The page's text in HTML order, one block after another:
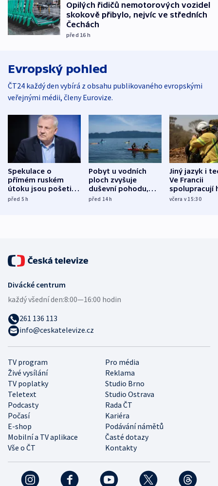
Opilých řidičů nemotorových vozidel
skokově přibylo, nejvíc ve středních
Čechách
před 16 h
Evropský pohled
ČT24 každý den vybírá z obsahu publikovaného evropskými
veřejnými médii, členy Eurovize.
Spekulace o
přímém ruském
útoku jsou pošetilé,
míní estonský
před 5h
Pobyt u vodních
ploch zvyšuje
duševní pohodu,
ukázala
před 14h
Jiný jazyk i
Ve Francii
spolupracují
různých zemí
včera v 15:30
TV program
Pro média
Živé vysílání
Reklama
TV poplatky
Studio Brno
Teletext
Studio Ostrava
Podcasty
Rada ČT
Počasí
Kariéra
E-shop
Podávání námětů
Mobilní a TV aplikace
Časté dotazy
Vše o ČT
Kontakty
Divácké centrum
každý všední den:8:00—16:00 hodin
261 136 113
info@ceskatelevize.cz